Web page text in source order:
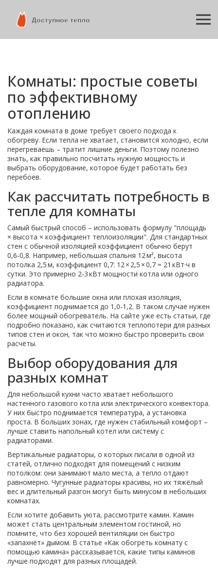
Комнаты: простые советы
по эффективному
отоплению
Каждая комната в доме требует своего подхода к
обогреву. Если тепла не хватает, становится холодно, если
перегреваешь – тратит лишние деньги. Поэтому полезно
знать, как правильно посчитать нужную мощность и
выбрать оборудование, которое будет работать без
перебоев.
Как рассчитать потребность в
тепле для комнаты
Самый быстрый способ – использовать формулу "площадь
× высота × коэффициент теплоизоляции". Для стандартных
стен с обычной изоляцией коэффициент обычно берут
0,6‑0,8. Например, небольшая спальня 12 м², высота
потолка 2,5 м, коэффициент 0,7: 12 × 2,5 × 0,7 ≈ 21 кВт·ч в
сутки. Это примерно 2‑3 кВт мощности котла или одного
радиатора.
Если в комнате большие окна или плохая изоляция,
коэффициент поднимается до 1,0‑1,2. В таком случае нужен
более мощный обогреватель. На сайте уже есть статьи, где
подробно показано, как считаются теплопотери для разных
типов стен и окон, так что можно быстро проверить свои
расчёты.
Выбор оборудования для
разных комнат
Для небольшой кухни часто хватает небольшого
настенного газового котла или электрического конвектора.
У них быстро поднимается температура, а установка
проста. В больших зонах, где нужен стабильный комфорт –
лучше ставить напольный котел или систему с
радиаторами.
Вертикальные радиаторы, о которых писали в одной из
статей, отлично подходят для помещений с низким
потолком: они занимают мало места, а тепло отдают
равномерно. Чугунные радиаторы красивы, но их тяжёлый
вес и длительный разгон могут быть минусом в небольших
комнатах.
Если хотите добавить уюта, рассмотрите камин. Камин
может стать центральным элементом гостиной, но
помните, что без хорошей вентиляции он быстро
«запахнёт» дымом. В статье «Как обогреть комнату с
помощью камина» рассказывается, какие типы каминов
лучше подходят для разных площадей.